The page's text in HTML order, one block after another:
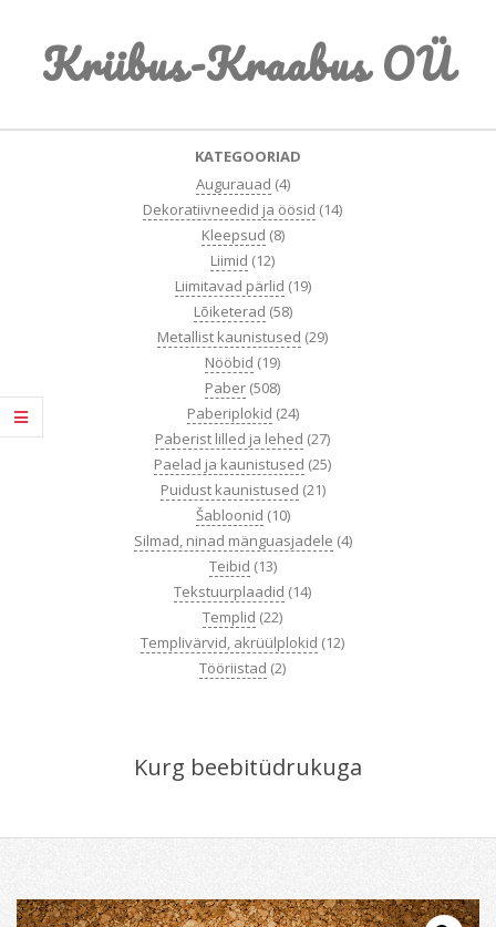
contentKriibus-Kraabus OÜ
KATEGOORIAD
Augurauad (4)
Dekoratiivneedid ja öösid (14)
Kleepsud (8)
Liimid (12)
Liimitavad pärlid (19)
Lõiketerad (58)
Metallist kaunistused (29)
Nööbid (19)
Paber (508)
Paberiplokid (24)
Paberist lilled ja lehed (27)
Paelad ja kaunistused (25)
Puidust kaunistused (21)
Šabloonid (10)
Silmad, ninad mänguasjadele (4)
Teibid (13)
Tekstuurplaadid (14)
Templid (22)
Templivärvid, akrüülplokid (12)
Tööriistad (2)
Kurg beebitüdrukuga